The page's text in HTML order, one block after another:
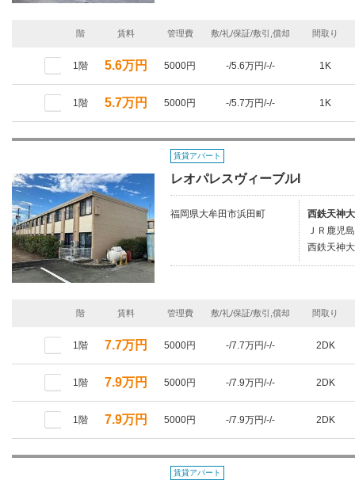
階 賃料 管理費 敷/礼/保証/敷引,償却 間取り
1階 5.6万円 5000円 -/5.6万円/-/- 1K
1階 5.7万円 5000円 -/5.7万円/-/- 1K
賃貸アパート
レオパレスヴィーブルI
福岡県大牟田市浜田町
西鉄天神
ＪＲ鹿児
西鉄天神
階 賃料 管理費 敷/礼/保証/敷引,償却 間取り
1階 7.7万円 5000円 -/7.7万円/-/- 2DK
1階 7.9万円 5000円 -/7.9万円/-/- 2DK
1階 7.9万円 5000円 -/7.9万円/-/- 2DK
賃貸アパート